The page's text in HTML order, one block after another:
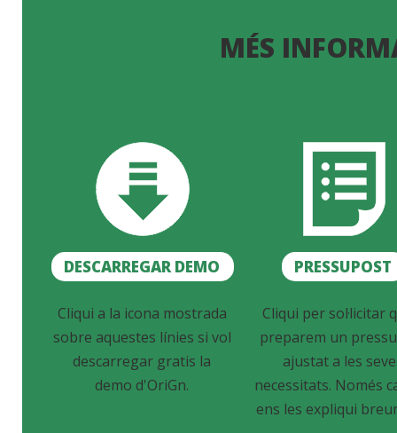
MÉS
DESCARREGAR DEMO PRESSUPOST
Cliqui a la icona mostrada
sobre aquestes línies si vol
descarregar gratis la
demo d'OriGn.
Cliqui per sol·licitar
preparem un
ajustat a les
necessitats. Només
ens les expliqui